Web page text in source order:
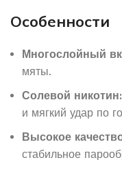
Особенности
Многослойный
мяты.
Солевой никотин:
и мягкий удар по
Высокое
стабильное